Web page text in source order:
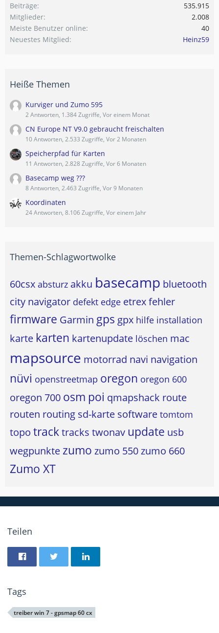
Beiträge
535.915
Mitglieder
2.008
Meiste Benutzer online
40
Neuestes Mitglied
Heinz59
Heiße Themen
Kurviger und Zumo 595
2 Antworten, 1.384 Zugriffe, Vor einem Monat
CN Europe NT V9.0 gebraucht freischalten
10 Antworten, 2.533 Zugriffe, Vor 2 Monaten
Speicherpfad für Karten
11 Antworten, 2.828 Zugriffe, Vor 6 Monaten
Basecamp weg ???
8 Antworten, 2.463 Zugriffe, Vor 9 Monaten
Koordinaten
24 Antworten, 8.106 Zugriffe, Vor einem Jahr
Themen-Schlagwortwolke
60csx absturz akku basecamp bluetooth
city navigator defekt edge etrexfehler
firmware Garmin gps gpx hilfe installation
karte karten kartenupdate löschen mac
mapsource motorrad navi navigation
nüvi openstreetmap oregon oregon 600
oregon 700 osm poi qmapshack route
routen routing sd-karte software tomtom
topo tracktracks twonav update usb
wegpunkte zumo zumo 550zumo 660
Zumo XT
Teilen
Tags
treiber win 7 - gpsmap 60 cx